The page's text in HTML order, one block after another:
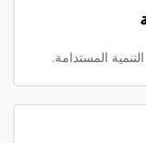
المستدامة.